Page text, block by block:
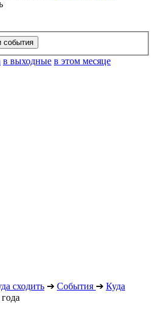
в выходные в этом месяце
сходить ➔ События ➔ Куда